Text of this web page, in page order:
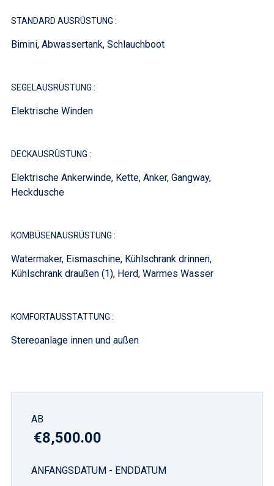
STANDARD AUSRÜSTUNG :
Bimini, Abwassertank, Schlauchboot
SEGELAUSRÜSTUNG :
Elektrische Winden
DECKAUSRÜSTUNG :
Elektrische Ankerwinde, Kette, Anker, Gangway,
Heckdusche
KOMBÜSENAUSRÜSTUNG :
Watermaker, Eismaschine, Kühlschrank drinnen,
Kühlschrank draußen (1), Herd, Warmes Wasser
KOMFORTAUSSTATTUNG :
Stereoanlage innen und außen
AB
€8,500.00
ANFANGSDATUM - ENDDATUM